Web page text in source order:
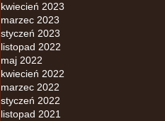
kwiecień 2023
marzec 2023
styczeń 2023
listopad 2022
maj 2022
kwiecień 2022
marzec 2022
styczeń 2022
listopad 2021